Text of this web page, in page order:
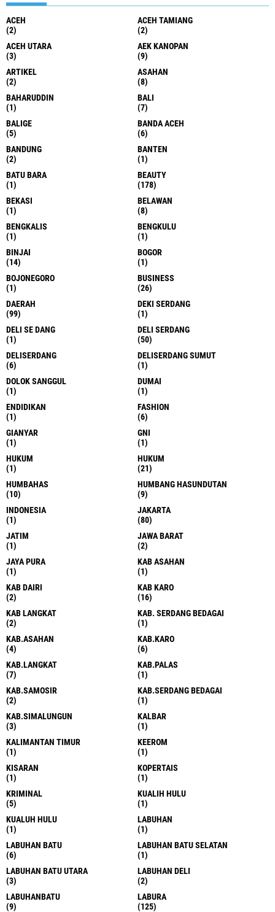
ACEH
(2)
ACEH TAMIANG
(2)
ACEH UTARA
(3)
AEK KANOPAN
(9)
ARTIKEL
(2)
ASAHAN
(8)
BAHARUDDIN
(1)
BALI
(7)
BALIGE
(5)
BANDA ACEH
(6)
BANDUNG
(2)
BANTEN
(1)
BATU BARA
(1)
BEAUTY
(178)
BEKASI
(1)
BELAWAN
(8)
BENGKALIS
(1)
BENGKULU
(1)
BINJAI
(14)
BOGOR
(1)
BOJONEGORO
(1)
BUSINESS
(26)
DAERAH
(99)
DEKI SERDANG
(1)
DELI SE DANG
(1)
DELI SERDANG
(50)
DELISERDANG
(6)
DELISERDANG SUMUT
(1)
DOLOK SANGGUL
(1)
DUMAI
(1)
ENDIDIKAN
(1)
FASHION
(6)
GIANYAR
(1)
GNI
(1)
HUKUM
(1)
HUKUM
(21)
HUMBAHAS
(10)
HUMBANG HASUNDUTAN
(9)
INDONESIA
(1)
JAKARTA
(80)
JATIM
(1)
JAWA BARAT
(2)
JAYA PURA
(1)
KAB ASAHAN
(1)
KAB DAIRI
(2)
KAB KARO
(16)
KAB LANGKAT
(2)
KAB. SERDANG BEDAGAI
(1)
KAB.ASAHAN
(4)
KAB.KARO
(6)
KAB.LANGKAT
(7)
KAB.PALAS
(1)
KAB.SAMOSIR
(2)
KAB.SERDANG BEDAGAI
(1)
KAB.SIMALUNGUN
(3)
KALBAR
(1)
KALIMANTAN TIMUR
(1)
KEEROM
(1)
KISARAN
(1)
KOPERTAIS
(1)
KRIMINAL
(5)
KUALIH HULU
(1)
KUALUH HULU
(1)
LABUHAN
(1)
LABUHAN BATU
(6)
LABUHAN BATU SELATAN
(1)
LABUHAN BATU UTARA
(3)
LABUHAN DELI
(2)
LABUHANBATU
(9)
LABURA
(125)